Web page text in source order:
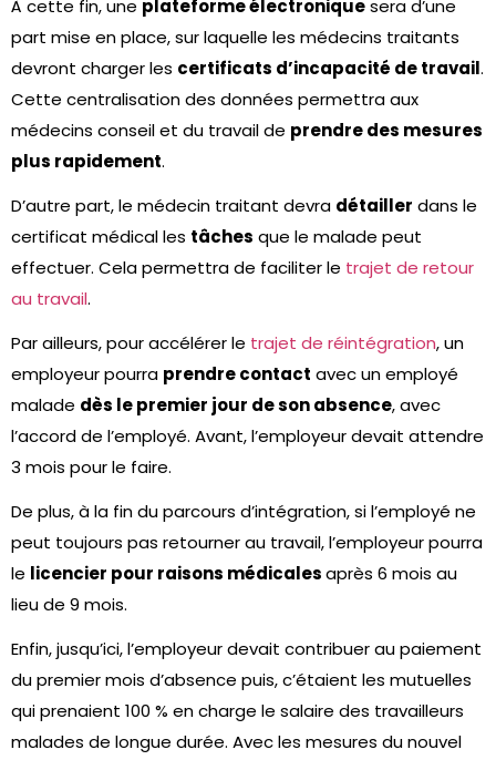
À cette fin, une plateforme électroniquesera d’une
part mise en place, sur laquelle les médecins traitants
devront charger les certificats d’incapacité de travail.
Cette centralisation des données permettra aux
médecins conseil et du travail de prendre des mesures
plus rapidement.
D’autre part, le médecin traitant devra détailler dans le
certificat médical les tâches que le malade peut
effectuer. Cela permettra de faciliter le trajet de retour
au travail.
Par ailleurs, pour accélérer le trajet de réintégration, un
employeur pourra prendre contact avec un employé
malade dès le premier jour de son absence, avec
l’accord de l’employé. Avant, l’employeur devait attendre
3 mois pour le faire.
De plus, à la fin du parcours d’intégration, si l’employé ne
peut toujours pas retourner au travail, l’employeur pourra
le licencier pour raisons médicalesaprès 6 mois au
lieu de 9 mois.
Enfin, jusqu’ici, l’employeur devait contribuer au paiement
du premier mois d’absence puis, c’étaient les mutuelles
qui prenaient 100 % en charge le salaire des travailleurs
malades de longue durée. Avec les mesures du nouvel